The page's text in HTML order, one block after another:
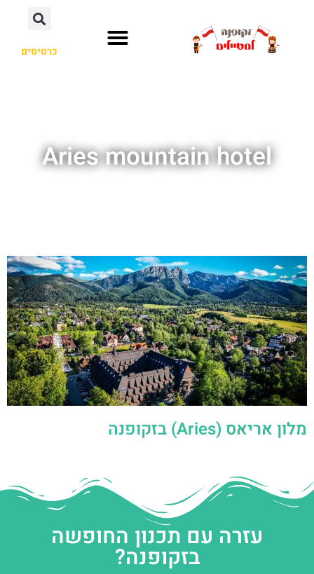
כרטיסים
Aries mountain hotel
מלון אריאס (Aries) בזקופנה
עזרה עם תכנון החופשה
בזקופנה?